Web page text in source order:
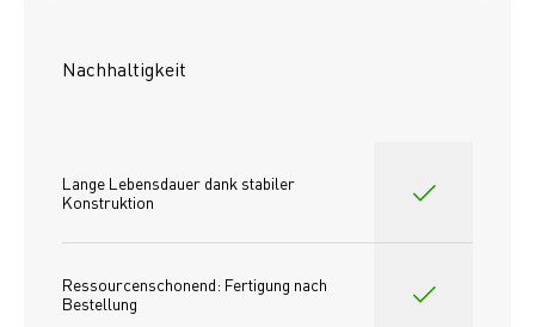
Nachhaltigkeit
Lange Lebensdauer dank stabiler
Konstruktion
Ressourcenschonend: Fertigung nach
Bestellung